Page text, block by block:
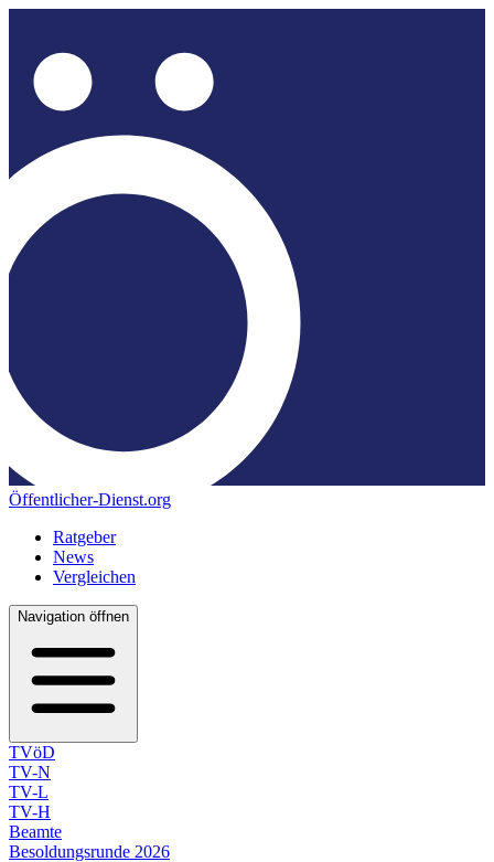
Öffentlicher-Dienst.org
Ratgeber
News
Vergleichen
Navigation öffnen
TVöD
TV-N
TV-L
TV-H
Beamte
Besoldungsrunde 2026